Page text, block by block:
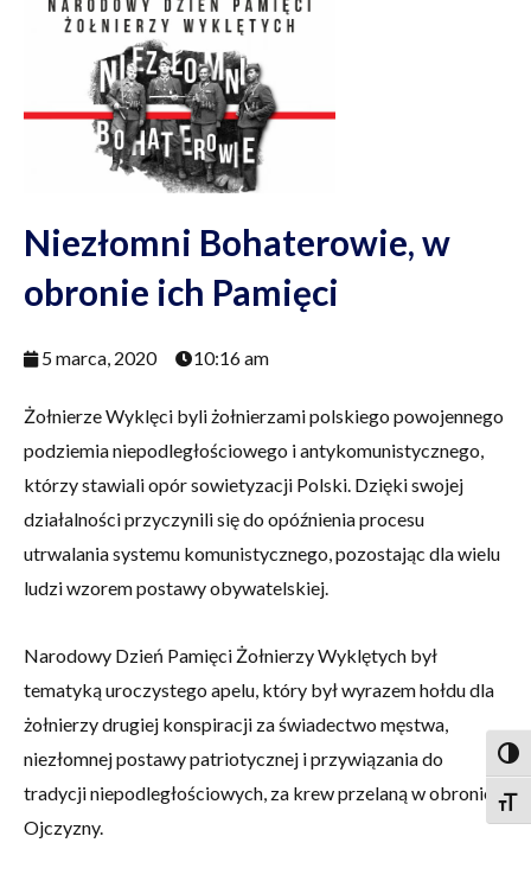
Niezłomni Bohaterowie, w
obronie ich Pamięci
5 marca, 2020 10:16 am
Żołnierze Wyklęci byli żołnierzami polskiego powojennego
podziemia niepodległościowego i antykomunistycznego,
którzy stawiali opór sowietyzacji Polski. Dzięki swojej
działalności przyczynili się do opóźnienia procesu
utrwalania systemu komunistycznego, pozostając dla wielu
ludzi wzorem postawy obywatelskiej.
Narodowy Dzień Pamięci Żołnierzy Wyklętych był
tematyką uroczystego apelu, który był wyrazem hołdu dla
żołnierzy drugiej konspiracji za świadectwo męstwa,
niezłomnej postawy patriotycznej i przywiązania do
tradycji niepodległościowych, za krew przelaną w obronie
Ojczyzny.